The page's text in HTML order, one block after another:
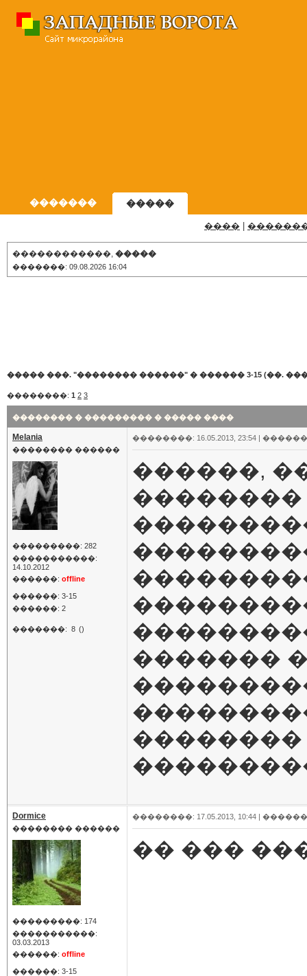
������� �����
����
������������, �����
�������: 09.08.2026 16:04
����� ���. "�������� ������" � ������ 3-15 (��.
��������: 1 2 3
�������� � ��������� � ����� ����
Melania
�������� ������
���������: 282
�����������:
14.10.2012
������: offline
������: 3-15
������: 2
�������: 8 ()
��������: 16.05.2013, 23:54 |
������,
�������
��������
Dormice
�������� ������
���������: 174
�����������:
03.03.2013
������: offline
������: 3-15
��������: 17.05.2013, 10:44 |
�� ���